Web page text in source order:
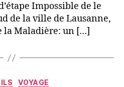
Impossible de le
de la ville de Lausanne,
la Maladière: un […]
Catégories
VOYAGE